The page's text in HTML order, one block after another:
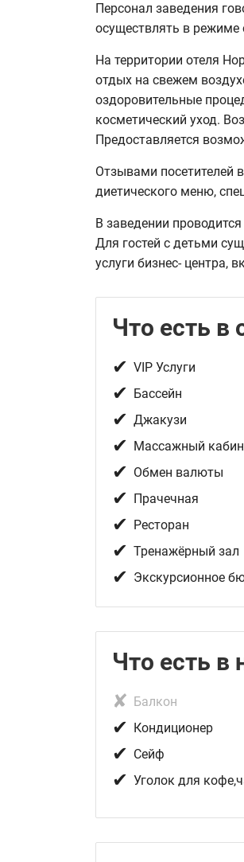
Персонал заведения
осуществлять в режиме
На территории отеля
отдых на свежем
оздоровительные
косметический уход.
Предоставляется
Отзывами посетителей
диетического меню,
В заведении
Для гостей с детьми
услуги бизнес- центра,
Что есть в
✔ VIP Услуги
✔ Бассейн
✔ Джакузи
✔ Массажный
✔ Обмен валюты
✔ Прачечная
✔ Ресторан
✔ Тренажёрный зал
✔ Экскурсионное
Что есть в
✘ Балкон
✔ Кондиционер
✔ Сейф
✔ Уголок для